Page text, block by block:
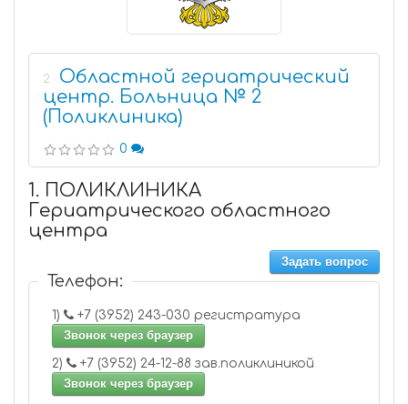
2
Областной гериатрический
центр. Больница № 2
(Поликлиника)
0
1. ПОЛИКЛИНИКА
Гериатрического областного
центра
Задать вопрос
Телефон:
1)
+7 (3952) 243-030 регистратура
Звонок через браузер
2)
+7 (3952) 24-12-88 зав.поликлиникой
Звонок через браузер